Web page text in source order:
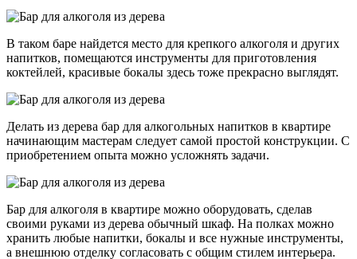
В таком баре найдется место для крепкого алкоголя и других
напитков, помещаются инструменты для приготовления
коктейлей, красивые бокалы здесь тоже прекрасно выглядят.
Делать из дерева бар для алкогольных напитков в квартире
начинающим мастерам следует самой простой конструкции. С
приобретением опыта можно усложнять задачи.
Бар для алкоголя в квартире можно оборудовать, сделав
своими руками из дерева обычный шкаф. На полках можно
хранить любые напитки, бокалы и все нужные инструменты,
а внешнюю отделку согласовать с общим стилем интерьера.